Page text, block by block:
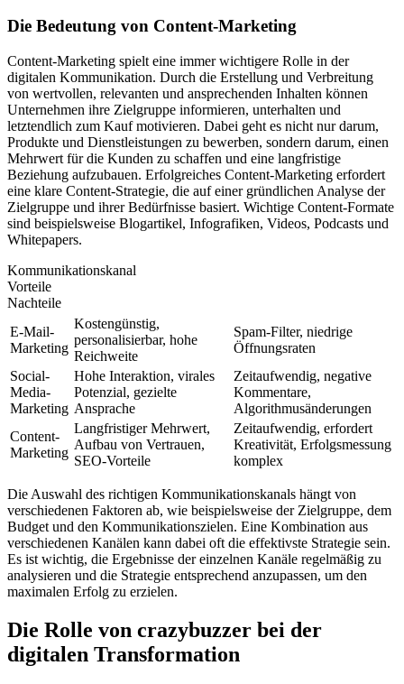
Die Bedeutung von Content-Marketing
Content-Marketing spielt eine immer wichtigere Rolle in der
digitalen Kommunikation. Durch die Erstellung und Verbreitung
von wertvollen, relevanten und ansprechenden Inhalten können
Unternehmen ihre Zielgruppe informieren, unterhalten und
letztendlich zum Kauf motivieren. Dabei geht es nicht nur darum,
Produkte und Dienstleistungen zu bewerben, sondern darum, einen
Mehrwert für die Kunden zu schaffen und eine langfristige
Beziehung aufzubauen. Erfolgreiches Content-Marketing erfordert
eine klare Content-Strategie, die auf einer gründlichen Analyse der
Zielgruppe und ihrer Bedürfnisse basiert. Wichtige Content-Formate
sind beispielsweise Blogartikel, Infografiken, Videos, Podcasts und
Whitepapers.
Kommunikationskanal
Vorteile
Nachteile
E-Mail-
Marketing
Kostengünstig,
personalisierbar, hohe
Reichweite
Spam-Filter, niedrige
Öffnungsraten
Social-
Media-
Marketing
Hohe Interaktion, virales
Potenzial, gezielte
Ansprache
Zeitaufwendig, negative
Kommentare,
Algorithmusänderungen
Content-
Marketing
Langfristiger Mehrwert,
Aufbau von Vertrauen,
SEO-Vorteile
Zeitaufwendig, erfordert
Kreativität, Erfolgsmessung
komplex
Die Auswahl des richtigen Kommunikationskanals hängt von
verschiedenen Faktoren ab, wie beispielsweise der Zielgruppe, dem
Budget und den Kommunikationszielen. Eine Kombination aus
verschiedenen Kanälen kann dabei oft die effektivste Strategie sein.
Es ist wichtig, die Ergebnisse der einzelnen Kanäle regelmäßig zu
analysieren und die Strategie entsprechend anzupassen, um den
maximalen Erfolg zu erzielen.
Die Rolle von crazybuzzer bei der
digitalen Transformation